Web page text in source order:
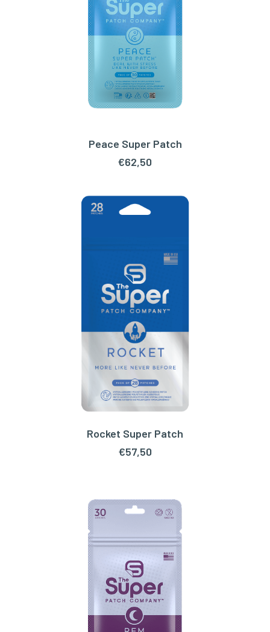
TOEVOEGEN AAN WINKELWAGEN
Peace Super Patch
€62,50
TOEVOEGEN AAN WINKELWAGEN
Rocket Super Patch
€57,50